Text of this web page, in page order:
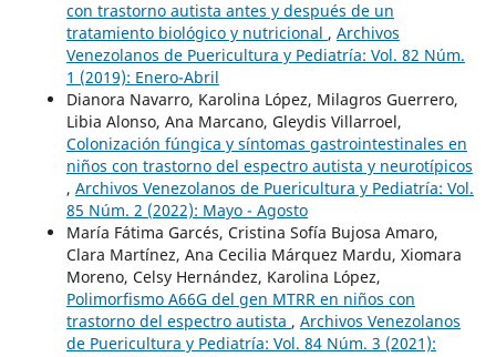
con trastorno autista antes y después de un
tratamiento biológico y nutricional , Archivos
Venezolanos de Puericultura y Pediatría: Vol. 82 Núm.
1 (2019): Enero-Abril
Dianora Navarro, Karolina López, Milagros Guerrero,
Libia Alonso, Ana Marcano, Gleydis Villarroel,
Colonización fúngica y síntomas gastrointestinales en
niños con trastorno del espectro autista y neurotípicos
, Archivos Venezolanos de Puericultura y Pediatría: Vol.
85 Núm. 2 (2022): Mayo - Agosto
María Fátima Garcés, Cristina Sofía Bujosa Amaro,
Clara Martínez, Ana Cecilia Márquez Mardu, Xiomara
Moreno, Celsy Hernández, Karolina López,
Polimorfismo A66G del gen MTRR en niños con
trastorno del espectro autista , Archivos Venezolanos
de Puericultura y Pediatría: Vol. 84 Núm. 3 (2021):